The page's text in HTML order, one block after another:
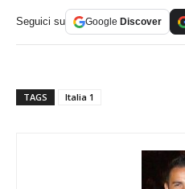
Seguici su Google Discover
TAGS Italia 1